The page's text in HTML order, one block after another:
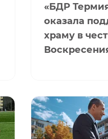
«БДР
оказала
храму в